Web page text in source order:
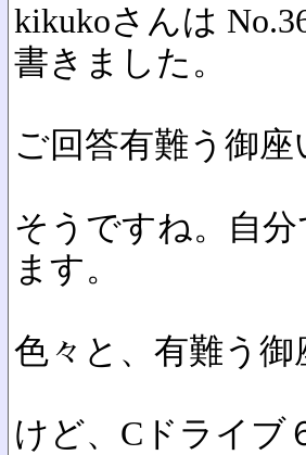
kikukoさんは
書きました。
ご回答有難う御座
そうですね。自
ます。
色々と、有難う
けど、Cドライブ